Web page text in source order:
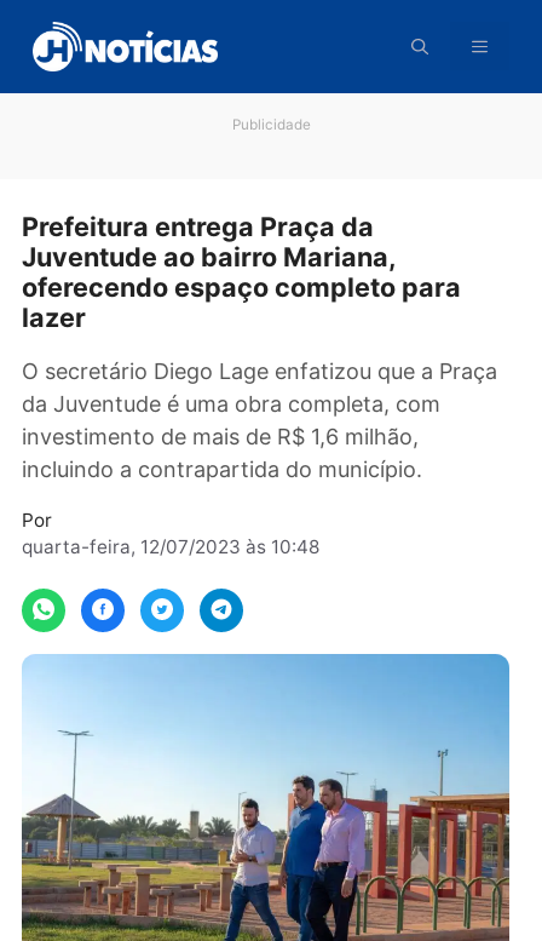
para
conteúdo
Prefeitura entrega Praça da
Juventude ao bairro Mariana,
oferecendo espaço completo para
O secretário Diego Lage enfatizou que a
da Juventude é uma obra completa, com
investimento de mais de R$ 1,6 milhão,
incluindo a contrapartida do município.
quarta-feira, 12/07/2023 às 10:48